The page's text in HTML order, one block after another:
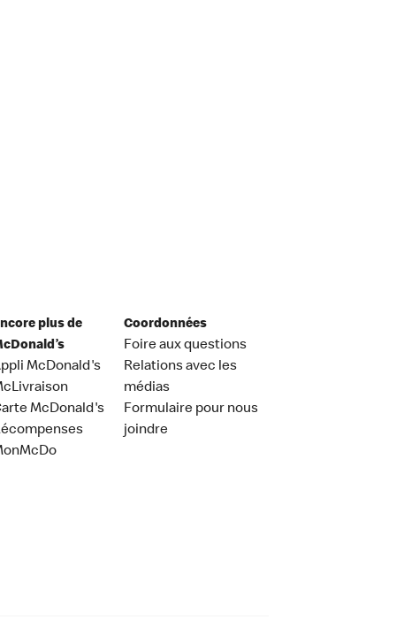
plus de
McDonald's
McDonald's
Coordonnées
Foire aux questions
Relations avec les
médias
Formulaire pour nous
joindre